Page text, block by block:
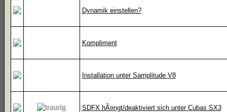
Dynamik einstellen?
Kompliment
Installation unter Samplitude V8
SDFX hÃ¤ngt/deaktiviert sich unter Cubas SX3